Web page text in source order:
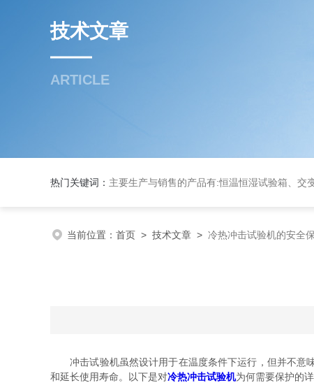
技术文章
ARTICLE
热门关键词： 主要生产与销售的产品有:恒温恒湿试验箱、交变湿热试验箱、高低温交变试验箱、冷热冲击实验箱、紫外光试验箱、氙灯老化箱、恒
当前位置： 首页 > 技术文章 > 冷热冲击试验机的安全
冲击试验机虽然设计用于在温度条件下运行，但并不意
和延长使用寿命。以下是对冷热冲击试验机为何需要保护的详